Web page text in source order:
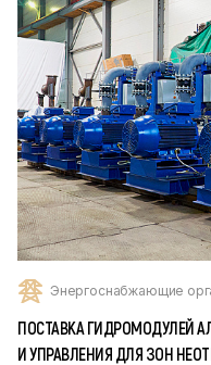
Энергоснабжающие
ПОСТАВКА ГИДРОМОДУЛЕЙ
И УПРАВЛЕНИЯ ДЛЯ ЗОН